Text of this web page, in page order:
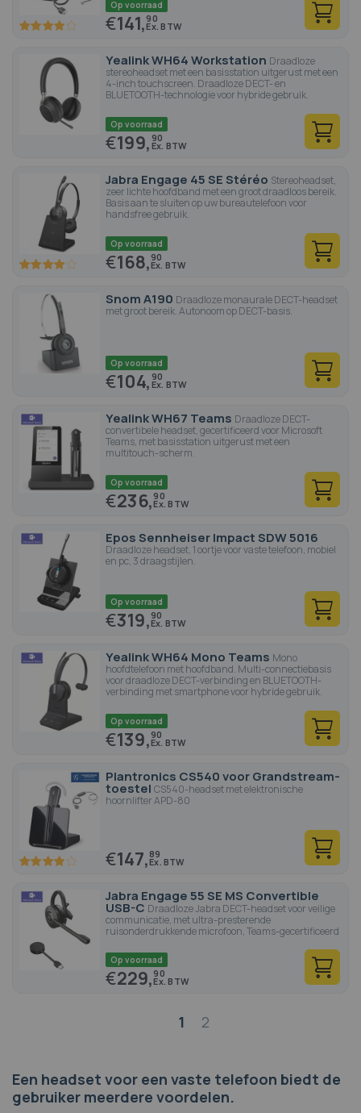
77.6 100
Op voorraad
€141,90
Yealink WH64 Workstation Draadloze
stereoheadset met een basisstation uitgerust met een
4-inch touchscreen. Draadloze DECT- en
BLUETOOTH-technologie voor hybride gebruik.
Op voorraad
€199, 90
Jabra Engage 45 SE Stéréo Stereoheadset,
zeer lichte hoofdband met een groot draadloos bereik.
Basis aan te sluiten op uw bureautelefoon voor
handsfree gebruik.
80 100
Op voorraad
€168,90
Snom A190 Draadloze monaurale DECT-headset
met groot bereik. Autonoom op DECT-basis.
Op voorraad
€104, 90
Yealink WH67 Teams Draadloze DECT-
convertibele headset, gecertificeerd voor Microsoft
Teams, met basisstation uitgerust met een
multitouch-scherm.
Op voorraad
€236,90
Epos Sennheiser Impact SDW 5016
Draadloze headset, 1 oortje voor vaste telefoon, mobiel
en pc, 3 draagstijlen.
Op voorraad
€319,90
Yealink WH64 Mono Teams Mono
hoofdtelefoon met hoofdband. Multi-connectiebasis
voor draadloze DECT-verbinding en BLUETOOTH-
verbinding met smartphone voor hybride gebruik.
Op voorraad
€139,90
Plantronics CS540 voor Grandstream-
toestel CS540-headset met elektronische
hoornlifter APD-80
77.6 100 €147,89
Jabra Engage 55 SE MS Convertible
USB-C Draadloze Jabra DECT-headset voor veilige
communicatie, met ultra-presterende
ruisonderdrukkende microfoon, Teams-gecertificeerd
Op voorraad
€229,90
Pagina1 2
Een headset voor een vaste telefoon biedt de
gebruiker meerdere voordelen.